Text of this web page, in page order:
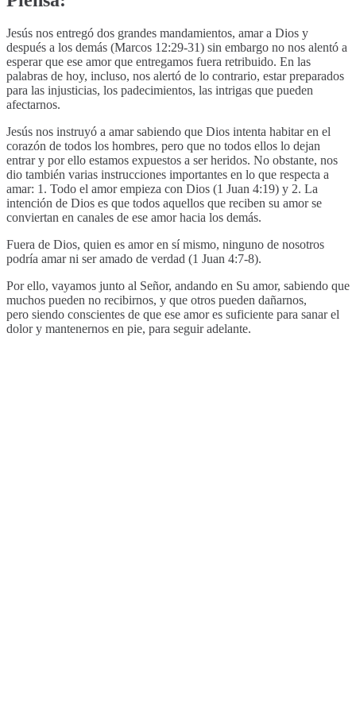
Jesús nos entregó dos grandes mandamientos, amar a Dios y
después a los demás (Marcos 12:29-31) sin embargo no nos alentó a
esperar que ese amor que entregamos fuera retribuido. En las
palabras de hoy, incluso, nos alertó de lo contrario, estar preparados
para las injusticias, los padecimientos, las intrigas que pueden
afectarnos.
Jesús nos instruyó a amar sabiendo que Dios intenta habitar en el
corazón de todos los hombres, pero que no todos ellos lo dejan
entrar y por ello estamos expuestos a ser heridos. No obstante, nos
dio también varias instrucciones importantes en lo que respecta a
amar: 1. Todo el amor empieza con Dios (1 Juan 4:19) y 2. La
intención de Dios es que todos aquellos que reciben su amor se
conviertan en canales de ese amor hacia los demás.
Fuera de Dios, quien es amor en sí mismo, ninguno de nosotros
podría amar ni ser amado de verdad (1 Juan 4:7-8).
Por ello, vayamos junto al Señor, andando en Su amor, sabiendo que
muchos pueden no recibirnos, y que otros pueden dañarnos,
pero siendo conscientes de que ese amor es suficiente para sanar el
dolor y mantenernos en pie, para seguir adelante.